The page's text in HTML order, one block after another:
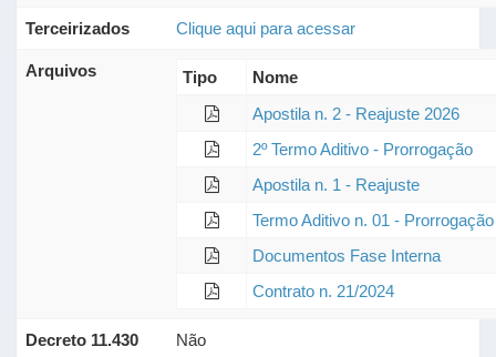
Terceirizados Clique aqui para acessar
Arquivos Tipo
Nome
Apostila n. 2 - Reajuste 2026
2º Termo Aditivo - Prorrogação
Apostila n. 1 - Reajuste
Termo Aditivo n. 01 -
Documentos Fase Interna
Contrato n. 21/2024
Decreto 11.430 Não